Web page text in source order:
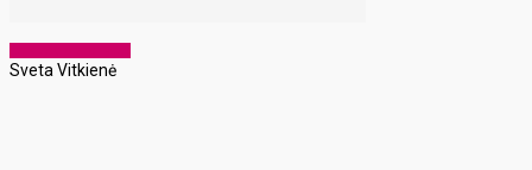
Sveta Vitkienė